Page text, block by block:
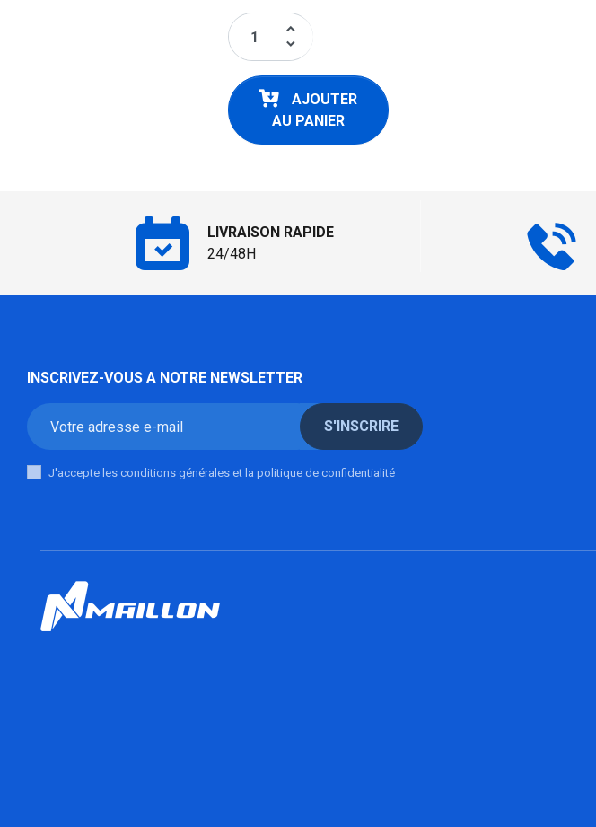
keyboard_arrow_up
keyboard_arrow_down
AJOUTER
AU PANIER
LIVRAISON RAPIDE
24/48H
INSCRIVEZ-VOUS A NOTRE NEWSLETTER
S'INSCRIRE
J'accepte les conditions générales et la politique de confidentialité